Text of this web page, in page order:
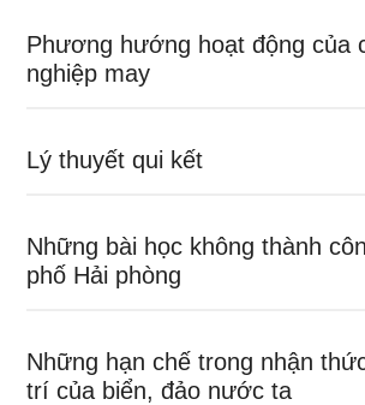
Phương hướng hoạt động của
nghiệp may
Lý thuyết qui kết
Những bài học không thành
phố Hải phòng
Những hạn chế trong nhận
trí của biển, đảo nước ta